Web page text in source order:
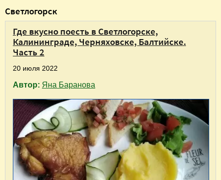
В
ы
Светлогорск
Где вкусно поесть в Светлогорске,
Калининграде, Черняховске, Балтийске.
Часть 2
20 июля 2022
Автор: Яна Баранова